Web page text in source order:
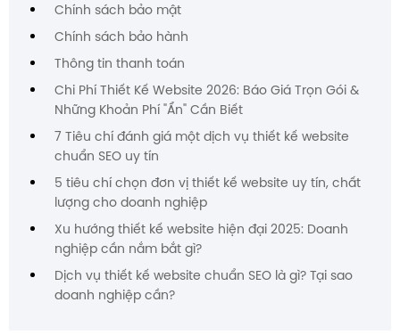
Chính sách bảo mật
Chính sách bảo hành
Thông tin thanh toán
Chi Phí Thiết Kế Website 2026: Báo Giá Trọn Gói &
Những Khoản Phí "Ẩn" Cần Biết
7 Tiêu chí đánh giá một dịch vụ thiết kế website
chuẩn SEO uy tín
5 tiêu chí chọn đơn vị thiết kế website uy tín, chất
lượng cho doanh nghiệp
Xu hướng thiết kế website hiện đại 2025: Doanh
nghiệp cần nắm bắt gì?
Dịch vụ thiết kế website chuẩn SEO là gì? Tại sao
doanh nghiệp cần?